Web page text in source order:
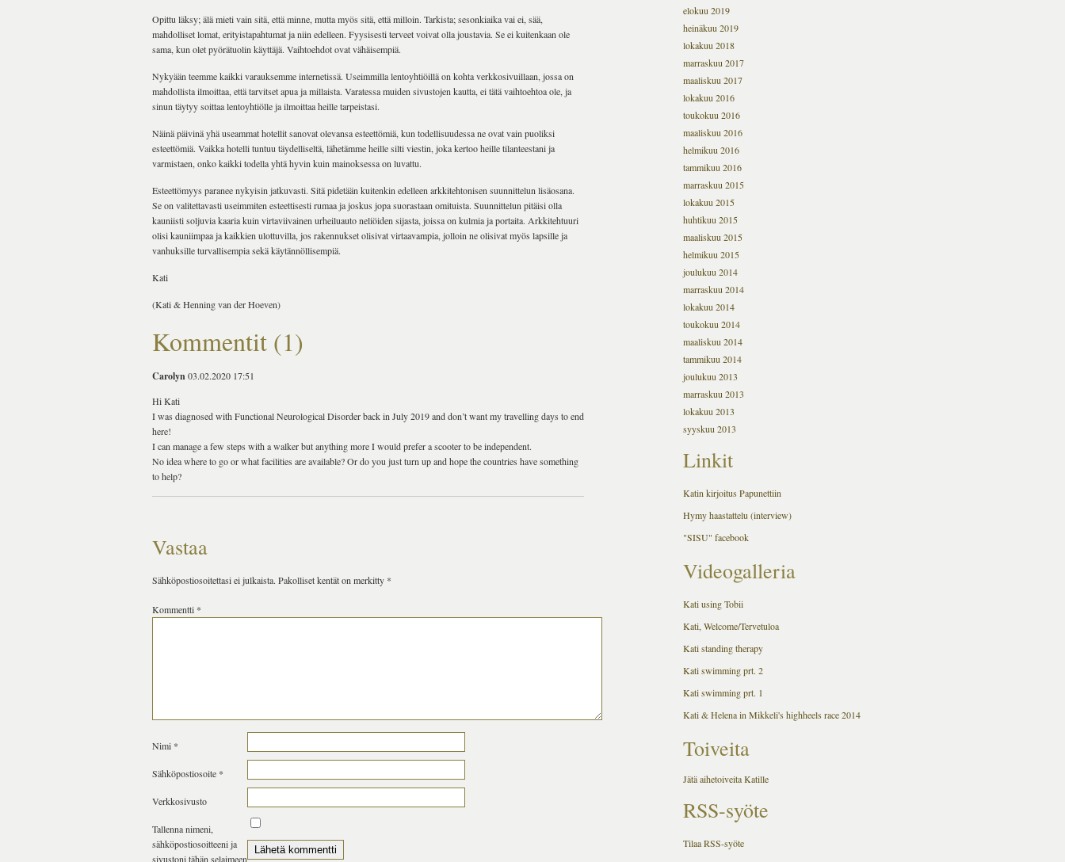
Opittu läksy; älä mieti vain sitä, että minne, mutta myös sitä, että milloin. Tarkista; sesonkiaika vai ei, sää,
mahdolliset lomat, erityistapahtumat ja niin edelleen. Fyysisesti terveet voivat olla joustavia. Se ei kuitenkaan ole
sama, kun olet pyörätuolin käyttäjä. Vaihtoehdot ovat vähäisempiä.
Nykyään teemme kaikki varauksemme internetissä. Useimmilla lentoyhtiöillä on kohta verkkosivuillaan, jossa on
mahdollista ilmoittaa, että tarvitset apua ja millaista. Varatessa muiden sivustojen kautta, ei tätä vaihtoehtoa ole, ja
sinun täytyy soittaa lentoyhtiölle ja ilmoittaa heille tarpeistasi.
Näinä päivinä yhä useammat hotellit sanovat olevansa esteettömiä, kun todellisuudessa ne ovat vain puoliksi
esteettömiä. Vaikka hotelli tuntuu täydelliseltä, lähetämme heille silti viestin, joka kertoo heille tilanteestani ja
varmistaen, onko kaikki todella yhtä hyvin kuin mainoksessa on luvattu.
Esteettömyys paranee nykyisin jatkuvasti. Sitä pidetään kuitenkin edelleen arkkitehtonisen suunnittelun lisäosana.
Se on valitettavasti useimmiten esteettisesti rumaa ja joskus jopa suorastaan omituista. Suunnittelun pitäisi olla
kauniisti soljuvia kaaria kuin virtaviivainen urheiluauto neliöiden sijasta, joissa on kulmia ja portaita. Arkkitehtuuri
olisi kauniimpaa ja kaikkien ulottuvilla, jos rakennukset olisivat virtaavampia, jolloin ne olisivat myös lapsille ja
vanhuksille turvallisempia sekä käytännöllisempiä.
Kati
(Kati & Henning van der Hoeven)
Kommentit (1)
Carolyn03.02.2020 17:51
Hi Kati
I was diagnosed with Functional Neurological Disorder back in July 2019 and don’t want my travelling days to end
here!
I can manage a few steps with a walker but anything more I would prefer a scooter to be independent.
No idea where to go or what facilities are available? Or do you just turn up and hope the countries have something
to help?
Vastaa
Sähköpostiosoitettasi ei julkaista. Pakolliset kentät on merkitty *
Kommentti *
Nimi *
Sähköpostiosoite *
Verkkosivusto
Tallenna nimeni,
sähköpostiosoitteeni ja
sivustoni tähän selaimeen
elokuu 2019
heinäkuu 2019
lokakuu 2018
marraskuu 2017
maaliskuu 2017
lokakuu 2016
toukokuu 2016
maaliskuu 2016
helmikuu 2016
tammikuu 2016
marraskuu 2015
lokakuu 2015
huhtikuu 2015
maaliskuu 2015
helmikuu 2015
joulukuu 2014
marraskuu 2014
lokakuu 2014
toukokuu 2014
maaliskuu 2014
tammikuu 2014
joulukuu 2013
marraskuu 2013
lokakuu 2013
syyskuu 2013
Linkit
Katin kirjoitus Papunettiin
Hymy haastattelu (interview)
"SISU" facebook
Videogalleria
Kati using Tobii
Kati, Welcome/Tervetuloa
Kati standing therapy
Kati swimming prt. 2
Kati swimming prt. 1
Kati & Helena in Mikkeli's highheels race 2014
Toiveita
Jätä aihetoiveita Katille
RSS-syöte
Tilaa RSS-syöte